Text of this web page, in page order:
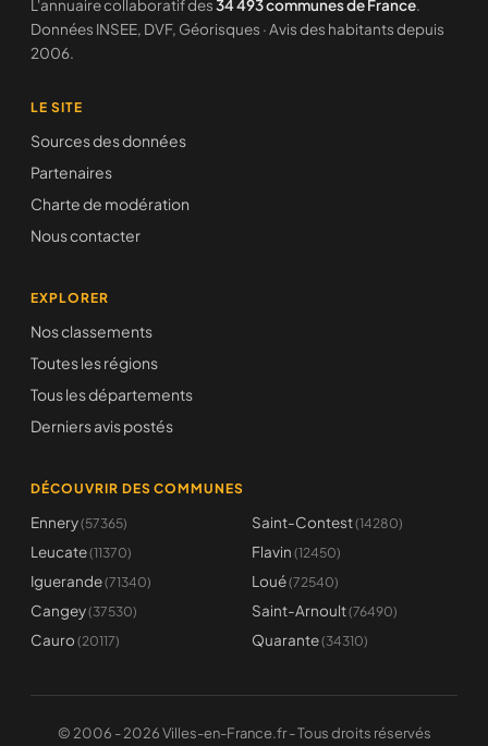
L'annuaire collaboratif des34 493 communes de France.
Données INSEE, DVF, Géorisques · Avis des habitants depuis
2006.
LE SITE
Sources des données
Partenaires
Charte de modération
Nous contacter
EXPLORER
Nos classements
Toutes les régions
Tous les départements
Derniers avis postés
DÉCOUVRIR DES COMMUNES
Ennery(57365) Saint-Contest(14280)
Leucate(11370) Flavin (12450)
Iguerande(71340) Loué(72540)
Cangey(37530) Saint-Arnoult(76490)
Cauro (20117) Quarante(34310)
© 2006 - 2026 Villes-en-France.fr - Tous droits réservés